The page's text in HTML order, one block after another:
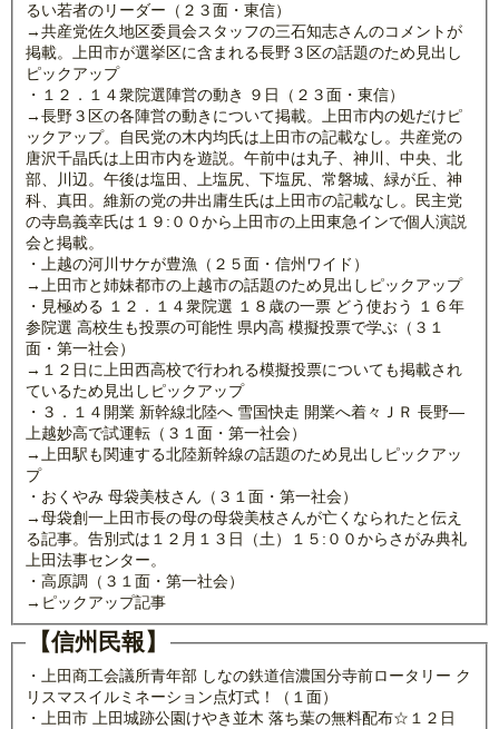
るい若者のリーダー（２３面・東信）
→共産党佐久地区委員会スタッフの三石知志さんのコメントが
掲載。上田市が選挙区に含まれる長野３区の話題のため見出し
ピックアップ
・１２．１４衆院選陣営の動き ９日（２３面・東信）
→長野３区の各陣営の動きについて掲載。上田市内の処だけピ
ックアップ。自民党の木内均氏は上田市の記載なし。共産党の
唐沢千晶氏は上田市内を遊説。午前中は丸子、神川、中央、北
部、川辺。午後は塩田、上塩尻、下塩尻、常磐城、緑が丘、神
科、真田。維新の党の井出庸生氏は上田市の記載なし。民主党
の寺島義幸氏は１９:００から上田市の上田東急インで個人演説
会と掲載。
・上越の河川サケが豊漁（２５面・信州ワイド）
→上田市と姉妹都市の上越市の話題のため見出しピックアップ
・見極める １２．１４衆院選 １８歳の一票 どう使おう １６年
参院選 高校生も投票の可能性 県内高 模擬投票で学ぶ（３１
面・第一社会）
→１２日に上田西高校で行われる模擬投票についても掲載され
ているため見出しピックアップ
・３．１４開業 新幹線北陸へ 雪国快走 開業へ着々ＪＲ 長野―
上越妙高で試運転（３１面・第一社会）
→上田駅も関連する北陸新幹線の話題のため見出しピックアッ
プ
・おくやみ 母袋美枝さん（３１面・第一社会）
→母袋創一上田市長の母の母袋美枝さんが亡くなられたと伝え
る記事。告別式は１２月１３日（土）１５:００からさがみ典礼
上田法事センター。
・高原調（３１面・第一社会）
→ピックアップ記事
【信州民報】
・上田商工会議所青年部 しなの鉄道信濃国分寺前ロータリー ク
リスマスイルミネーション点灯式！（１面）
・上田市 上田城跡公園けやき並木 落ち葉の無料配布☆１２日